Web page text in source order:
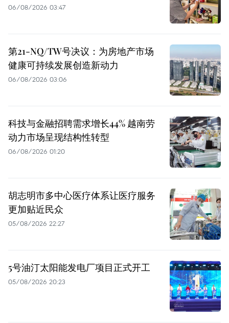
06/08/2026 03:47
第21-NQ/TW号决议：为房地产市场
健康可持续发展创造新动力
06/08/2026 03:06
科技与金融招聘需求增长44% 越南劳
动力市场呈现结构性转型
06/08/2026 01:20
胡志明市多中心医疗体系让医疗服务
更加贴近民众
05/08/2026 22:27
5号油汀太阳能发电厂项目正式开工
05/08/2026 20:23